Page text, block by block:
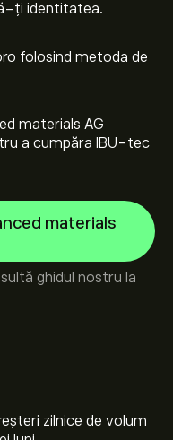
zilnice de volum
ți identitatea.
folosind metoda de
materials AG
a cumpăra IBU-tec
materials
ghidul nostru la